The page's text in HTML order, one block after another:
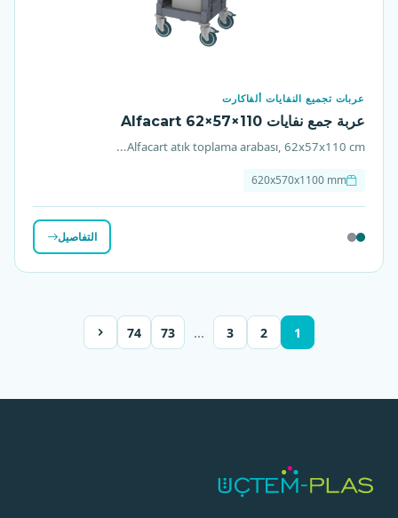
عربات تجميع النفايات ألفاكارت
عربة جمع نفايات Alfacart 62×57×110
Alfacart atık toplama arabası, 62x57x110 cm...
620x570x1100 mm
التفاصيل
1
2
3
…
73
74